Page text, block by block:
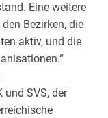
Eine weitere
Bezirken, die
aktiv, und die
und SVS, der